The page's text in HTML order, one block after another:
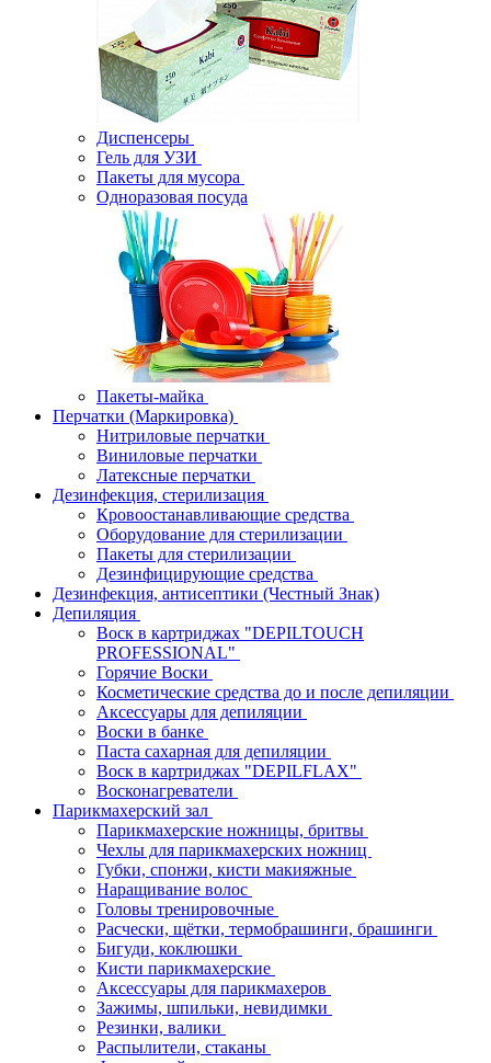
Диспенсеры
Гель для УЗИ
Пакеты для мусора
Одноразовая посуда
Пакеты-майка
Перчатки (Маркировка)
Нитриловые перчатки
Виниловые перчатки
Латексные перчатки
Дезинфекция, стерилизация
Кровоостанавливающие средства
Оборудование для стерилизации
Пакеты для стерилизации
Дезинфицирующие средства
Дезинфекция, антисептики (Честный Знак)
Депиляция
Воск в картриджах "DEPILTOUCH
PROFESSIONAL"
Горячие Воски
Косметические средства до и после депиляции
Аксессуары для депиляции
Воски в банке
Паста сахарная для депиляции
Воск в картриджах "DEPILFLAX"
Восконагреватели
Парикмахерский зал
Парикмахерские ножницы, бритвы
Чехлы для парикмахерских ножниц
Губки, спонжи, кисти макияжные
Наращивание волос
Головы тренировочные
Расчески, щётки, термобрашинги, брашинги
Бигуди, коклюшки
Кисти парикмахерские
Аксессуары для парикмахеров
Зажимы, шпильки, невидимки
Резинки, валики
Распылители, стаканы